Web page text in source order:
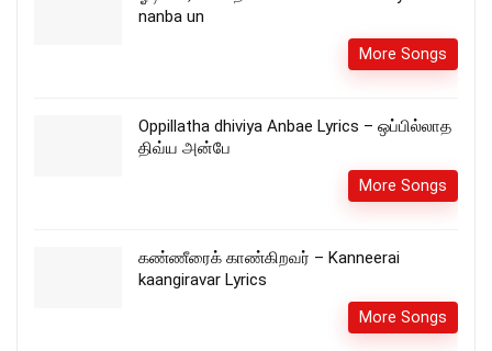
nanba un
More Songs
Oppillatha dhiviya Anbae Lyrics – ஒப்பில்லாத
திவ்ய அன்பே
More Songs
கண்ணீரைக் காண்கிறவர் – Kanneerai
kaangiravar Lyrics
More Songs